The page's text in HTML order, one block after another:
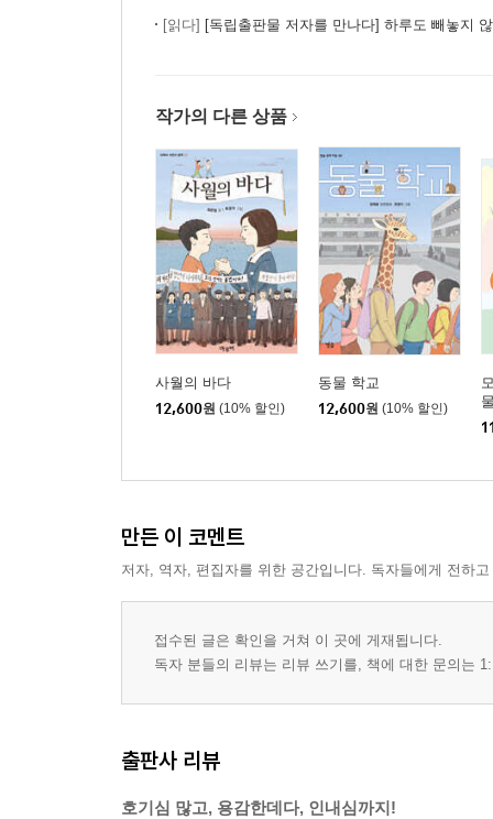
[읽다] [독립출판물 저자를 만나다] 하루도 빼놓지 않은
작가의 다른 상품
사월의 바다
12,600원 (10% 할인)
동물 학교
12,600원 (10% 할인)
만든 이 코멘트
저자, 역자, 편집자를 위한 공간입니다. 독자들에게 전하
접수된 글은 확인을 거쳐 이 곳에 게재됩니다.
독자 분들의 리뷰는 리뷰 쓰기를, 책에 대한 문의는
출판사 리뷰
호기심 많고, 용감한데다, 인내심까지!